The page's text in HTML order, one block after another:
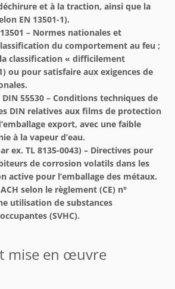
et à la traction, ainsi que la
EN 13501-1).
– Normes nationales et
du comportement au feu ;
classification « difficilement
ou pour satisfaire aux exigences de
55530– Conditions techniques de
DIN relatives aux films de protection
export, avec une faible
à la vapeur d’eau.
ex. TL 8135-0043) – Directives pour
de corrosion volatils dans les
active pour l’emballage des métaux.
selon le règlement (CE) n°
utilisation de substances
(SVHC).
mise en œuvre